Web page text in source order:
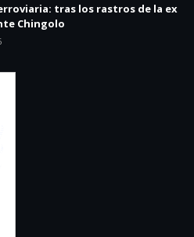
tras los rastros de la ex
Chingolo